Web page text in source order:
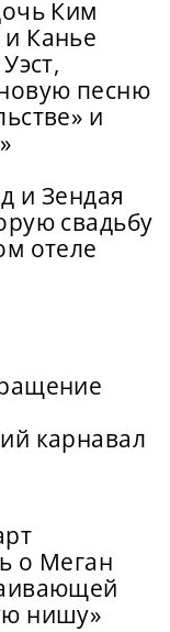
Ким
Канье
песню
и
и Зендая
свадьбу
отеле
карнавал
о Меган
нишу»